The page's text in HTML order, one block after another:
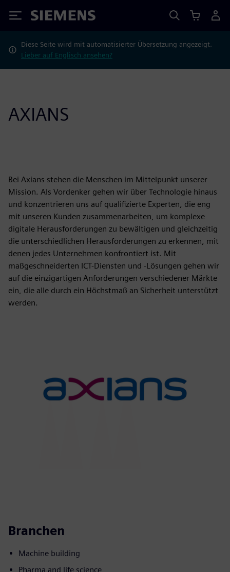
Siemens
Diese Seite wird mit automatisierter Übersetzung angezeigt.
Lieber auf Englisch ansehen?
AXIANS
Bei Axians stehen die Menschen im Mittelpunkt unserer
Mission. Als Vordenker gehen wir über Technologie hinaus
und konzentrieren uns auf qualifizierte Experten, die eng
mit unseren Kunden zusammenarbeiten, um komplexe
digitale Herausforderungen zu bewältigen und gleichzeitig
die unterschiedlichen Herausforderungen zu erkennen, mit
denen jedes Unternehmen konfrontiert ist. Mit
maßgeschneiderten ICT-Diensten und -Lösungen gehen wir
auf die einzigartigen Anforderungen verschiedener Märkte
ein, die alle durch ein Höchstmaß an Sicherheit unterstützt
werden.
Branchen
Machine building
Pharma and life science